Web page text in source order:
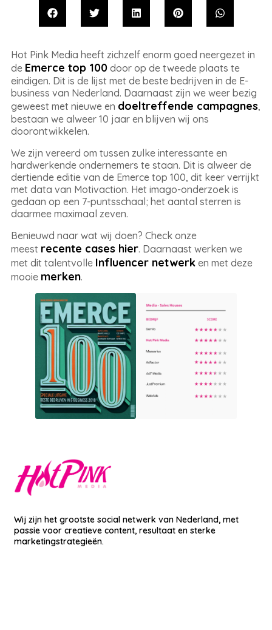
Hot Pink Media heeft zichzelf enorm goed neergezet in
de Emerce top 100 door op de tweede plaats te
eindigen. Dit is de lijst met de beste bedrijven in de E-
business van Nederland. Daarnaast zijn we weer bezig
geweest met nieuwe en doeltreffende campagnes,
bestaan we alweer 10 jaar en blijven wij ons
doorontwikkelen.
We zijn vereerd om tussen zulke interessante en
hardwerkende ondernemers te staan. Dit is alweer de
dertiende editie van de Emerce top 100, dit keer verrijkt
met data van Motivaction. Het imago-onderzoek is
gedaan op een 7-puntsschaal; het aantal sterren is
daarmee maximaal zeven.
Benieuwd naar wat wij doen? Check onze
meest recente cases hier. Daarnaast werken we
met dit talentvolle Influencer netwerk en met deze
mooie merken.
Wij zijn het grootste social netwerk van Nederland, met
passie voor creatieve content, resultaat en sterke
marketingstrategieën.